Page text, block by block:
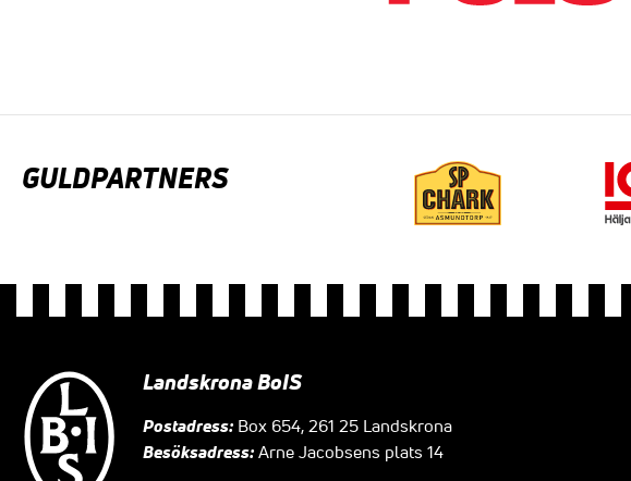
GULDPARTNERS
Landskrona BoIS
Postadress:Box 654, 261 25 Landskrona
Besöksadress:Arne Jacobsens plats 14